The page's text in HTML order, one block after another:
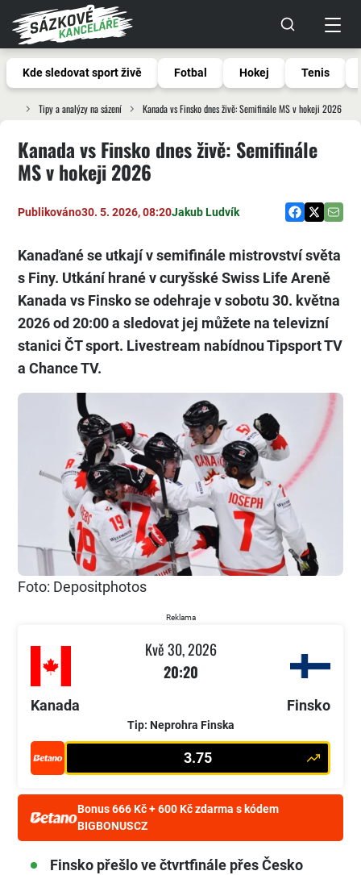
Kde sledovat sport živě Fotbal Hokej Tenis
Tipy a analýzy na sázení Kanada vs Finsko dnes živě: Semifinále MS v hokeji 2026
Kanada vs Finsko dnes živě: Semifinále
MS v hokeji 2026
Publikováno30. 5. 2026, 08:20Jakub Ludvík
Kanaďané se utkají v semifinále mistrovství světa
s Finy. Utkání hrané v curyšské Swiss Life Areně
Kanada vs Finskose odehraje v sobotu 30. května
2026 od 20:00 a sledovat jej můžete na televizní
stanici ČT sport. Livestream nabídnou Tipsport TV
a Chance TV.
Foto: Depositphotos
Reklama
Kanada
Kvě 30, 2026
20:20
Tip: Neprohra Finska
Finsko
3.75
Bonus 666 Kč + 600 Kč zdarma s kódem
BIGBONUSCZ
Finsko přešlo ve čtvrtfinále přes Česko